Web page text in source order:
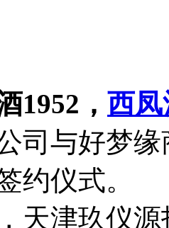
1952， 西
司与好梦
约仪式。
津玖仪源